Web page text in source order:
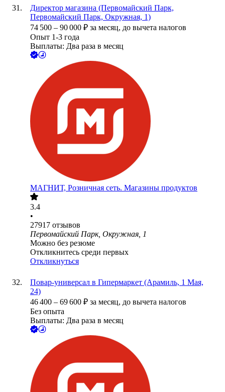
Директор магазина (Первомайский Парк,
Первомайский Парк, Окружная, 1)
74 500 – 90 000 ₽ за месяц, до вычета налогов
Опыт 1-3 года
Выплаты: Два раза в месяц
МАГНИТ, Розничная сеть. Магазины продуктов
3.4
•
27917 отзывов
Первомайский Парк, Окружная, 1
Можно без резюме
Откликнитесь среди первых
Откликнуться
Повар-универсал в Гипермаркет (Арамиль, 1 Мая,
24)
46 400 – 69 600 ₽ за месяц, до вычета налогов
Без опыта
Выплаты: Два раза в месяц